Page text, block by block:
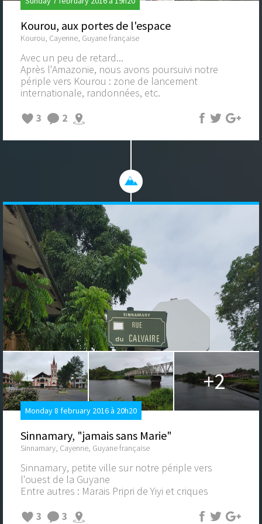
Kourou, aux portes de l'espace
Kourou, Cayenne, Guyane française
Avec un peu de retard...
Après l'Amazonie, nous avons poursuivi notre
périple vers Kourou : zone de lancement
internationale, randonnées, etc.
3
2
+2
Monday 8 february 2016 à 20h20
Sinnamary, "jamais sans Marie"
Sinnamary, Cayenne, Guyane française
Sinnamary, petite ville sur notre périple vers
l'ouest de la Guyane
Entre autres : Marais Pripri de Yiyi et criques
3
3